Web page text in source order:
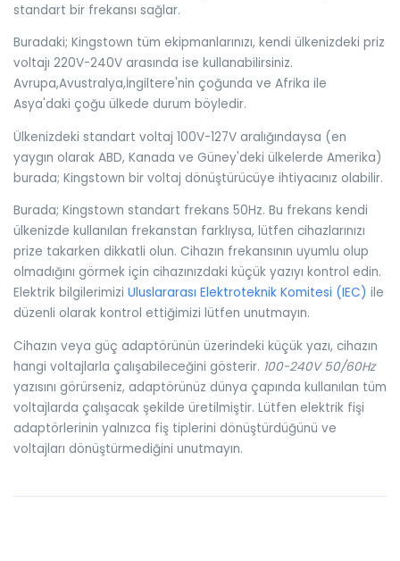
standart bir frekansı sağlar.
Buradaki; Kingstown tüm ekipmanlarınızı, kendi ülkenizdeki priz
voltajı 220V-240V arasında ise kullanabilirsiniz.
Avrupa,Avustralya,İngiltere'nin çoğunda ve Afrika ile
Asya'daki çoğu ülkede durum böyledir.
Ülkenizdeki standart voltaj 100V-127V aralığındaysa (en
yaygın olarak ABD, Kanada ve Güney'deki ülkelerde Amerika)
burada; Kingstown bir voltaj dönüştürücüye ihtiyacınız olabilir.
Burada; Kingstown standart frekans 50Hz. Bu frekans kendi
ülkenizde kullanılan frekanstan farklıysa, lütfen cihazlarınızı
prize takarken dikkatli olun. Cihazın frekansının uyumlu olup
olmadığını görmek için cihazınızdaki küçük yazıyı kontrol edin.
Elektrik bilgilerimizi Uluslararası Elektroteknik Komitesi (IEC) ile
düzenli olarak kontrol ettiğimizi lütfen unutmayın.
Cihazın veya güç adaptörünün üzerindeki küçük yazı, cihazın
hangi voltajlarla çalışabileceğini gösterir. 100-240V 50/60Hz
yazısını görürseniz, adaptörünüz dünya çapında kullanılan tüm
voltajlarda çalışacak şekilde üretilmiştir. Lütfen elektrik fişi
adaptörlerinin yalnızca fiş tiplerini dönüştürdüğünü ve
voltajları dönüştürmediğini unutmayın.